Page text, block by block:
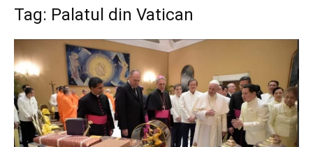
Tag: Palatul din Vatican